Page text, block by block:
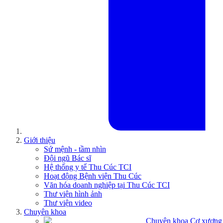
Giới thiệu
Sứ mệnh - tầm nhìn
Đội ngũ Bác sĩ
Hệ thống y tế Thu Cúc TCI
Hoạt động Bệnh viện Thu Cúc
Văn hóa doanh nghiệp tại Thu Cúc TCI
Thư viện hình ảnh
Thư viện video
Chuyên khoa
Chuyên khoa Cơ